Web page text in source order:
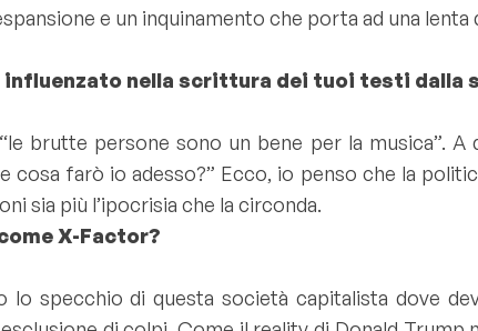
e un inquinamento che porta ad una
nella scrittura dei tuoi testi dalla
brutte persone sono un bene per la musica”.
cosa farò io adesso?” Ecco, io penso che la
sia più l’ipocrisia che la circonda.
X-Factor?
lo specchio di questa società capitalista dove